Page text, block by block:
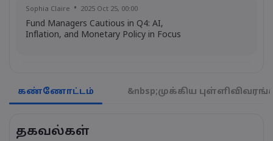
Sophia Claire 2025 Oct 25, 00:00
Fund Managers Cautious in Q4: AI,
Inflation, and Monetary Policy in Focus
US Government Shutdown Threatens
October Inflation Data Release
கண்ணோட்டம் &nbsp;முக்கிய
தகவல்கள்